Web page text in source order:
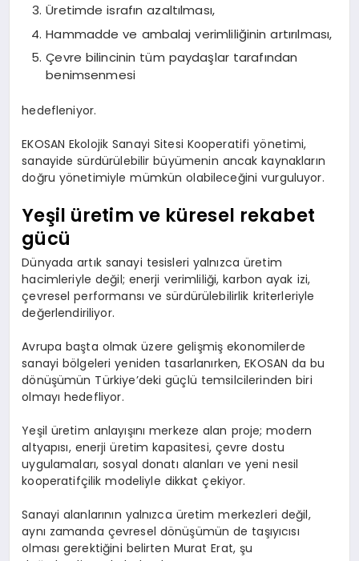
Üretimde israfın azaltılması,
Hammadde ve ambalaj verimliliğinin artırılması,
Çevre bilincinin tüm paydaşlar tarafından
benimsenmesi
hedefleniyor.
EKOSAN Ekolojik Sanayi Sitesi Kooperatifi yönetimi,
sanayide sürdürülebilir büyümenin ancak kaynakların
doğru yönetimiyle mümkün olabileceğini vurguluyor.
Yeşil üretim ve küresel rekabet
gücü
Dünyada artık sanayi tesisleri yalnızca üretim
hacimleriyle değil; enerji verimliliği, karbon ayak izi,
çevresel performansı ve sürdürülebilirlik kriterleriyle
değerlendiriliyor.
Avrupa başta olmak üzere gelişmiş ekonomilerde
sanayi bölgeleri yeniden tasarlanırken, EKOSAN da bu
dönüşümün Türkiye’deki güçlü temsilcilerinden biri
olmayı hedefliyor.
Yeşil üretim anlayışını merkeze alan proje; modern
altyapısı, enerji üretim kapasitesi, çevre dostu
uygulamaları, sosyal donatı alanları ve yeni nesil
kooperatifçilik modeliyle dikkat çekiyor.
Sanayi alanlarının yalnızca üretim merkezleri değil,
aynı zamanda çevresel dönüşümün de taşıyıcısı
olması gerektiğini belirten Murat Erat, şu